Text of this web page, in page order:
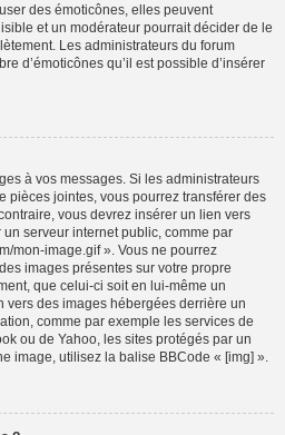
des émoticônes, elles peuvent
et un modérateur pourrait décider de le
Les administrateurs du forum
d’émoticônes qu’il est possible d’insérer
à vos messages. Si les administrateurs
pièces jointes, vous pourrez transférer des
vous devrez insérer un lien vers
serveur internet public, comme par
mon-image.gif ». Vous ne pourrez
images présentes sur votre propre
que celui-ci soit en lui-même un
vers des images hébergées derrière un
comme par exemple les services de
ou de Yahoo, les sites protégés par un
image, utilisez la balise BBCode « [img] ».